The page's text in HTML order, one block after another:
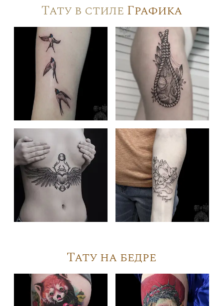
Тату в стиле Графика
Тату на бедре